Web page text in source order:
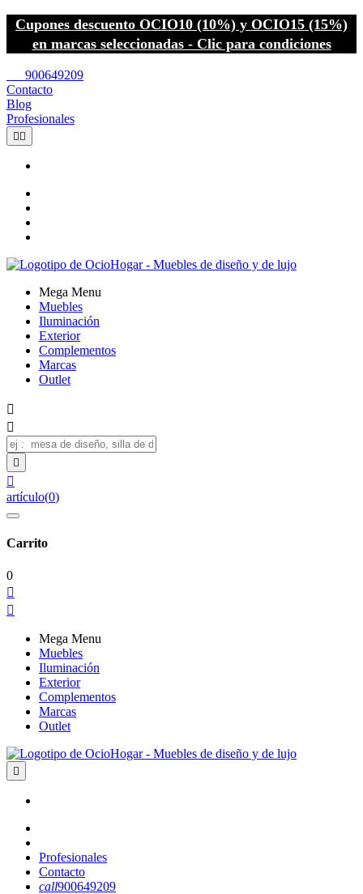
Cupones descuento OCIO10 (10%) y OCIO15 (15%)
en marcas seleccionadas - Clic para condiciones
900649209
Contacto
Blog
Profesionales
 
Mega Menu
Muebles
Iluminación
Exterior
Complementos
Marcas
Outlet




artículo(0)
Carrito
0


Mega Menu
Muebles
Iluminación
Exterior
Complementos
Marcas
Outlet

Profesionales
Contacto
call900649209